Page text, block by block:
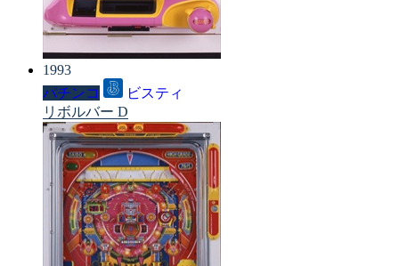
1993
パチンコ
ビスティ
リボルバー D